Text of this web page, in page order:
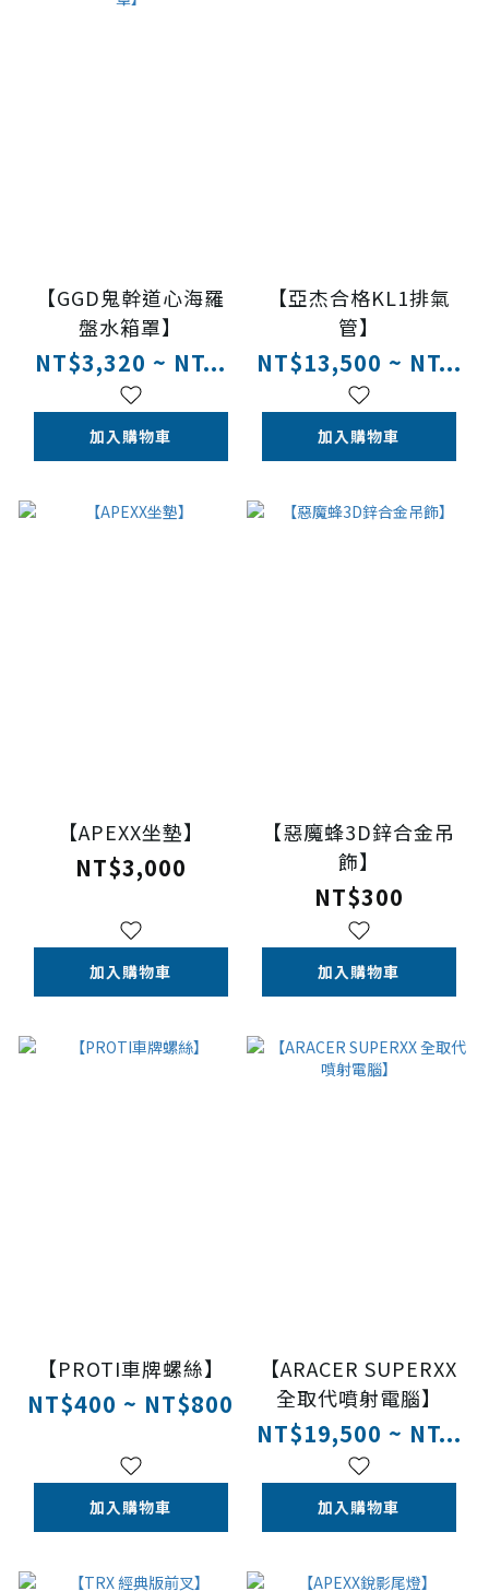
【GGD鬼幹道心海羅
盤水箱罩】
NT$3,320 ~ NT...
加入購物車
【亞杰合格KL1排氣
管】
NT$13,500 ~ NT...
加入購物車
【APEXX坐墊】
NT$3,000
加入購物車
【惡魔蜂3D鋅合金吊
飾】
NT$300
加入購物車
【PROTI車牌螺絲】
NT$400 ~ NT$800
加入購物車
【ARACER SUPERXX
全取代噴射電腦】
NT$19,500 ~ NT...
加入購物車